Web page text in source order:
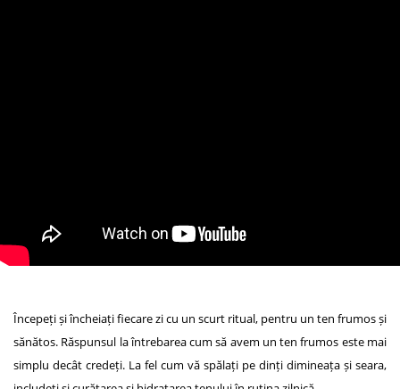
Începeți și încheiați fiecare zi cu un scurt ritual, pentru un ten frumos și
sănătos. Răspunsul la întrebarea cum să avem un ten frumos este mai
simplu decât credeți. La fel cum vă spălați pe dinți dimineața și seara,